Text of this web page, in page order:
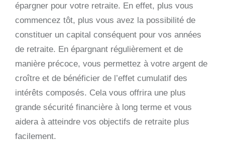
épargner pour votre retraite. En effet, plus vous
commencez tôt, plus vous avez la possibilité de
constituer un capital conséquent pour vos années
de retraite. En épargnant régulièrement et de
manière précoce, vous permettez à votre argent de
croître et de bénéficier de l’effet cumulatif des
intérêts composés. Cela vous offrira une plus
grande sécurité financière à long terme et vous
aidera à atteindre vos objectifs de retraite plus
facilement.